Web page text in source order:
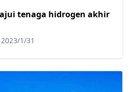
tenaga hidrogen akhir
2023/1/31